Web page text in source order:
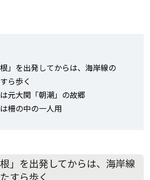
」を出発してからは、海岸線の
ら歩く
は元大関「朝潮」の故郷
は柵の中の一人用
」を出発してからは、海岸線
すら歩く